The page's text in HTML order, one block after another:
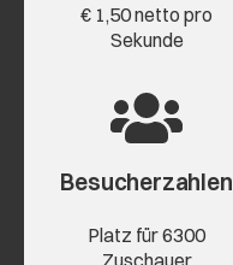
€ 1,50 netto pro
Sekunde
Besucher­zahlen
Platz für 6300
Zuschauer